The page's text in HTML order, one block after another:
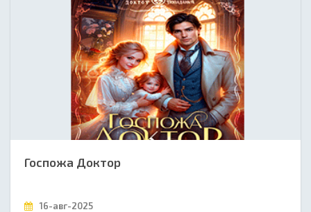
Госпожа Доктор
16-авг-2025